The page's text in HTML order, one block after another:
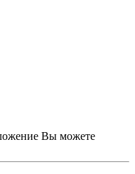
Вы можете